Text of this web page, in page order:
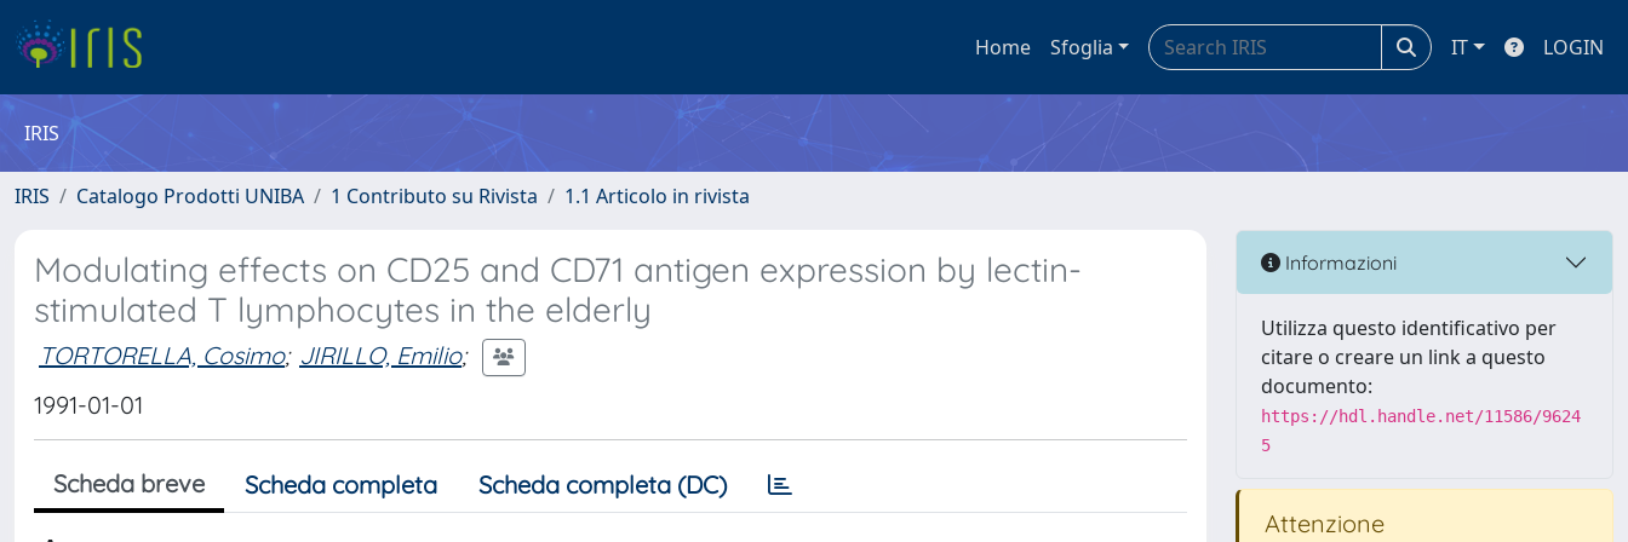
Home Sfoglia IT LOGIN
IRIS
IRIS Catalogo Prodotti UNIBA 1 Contributo su Rivista 1.1 Articolo in rivista
Modulating effects on CD25 and CD71 antigen expression by lectin-
stimulated T lymphocytes in the elderly
TORTORELLA, Cosimo; JIRILLO, Emilio;
1991-01-01
Scheda breve Scheda completa Scheda completa (DC)
Informazioni
Utilizza questo identificativo per
citare o creare un link a questo
documento:
https://hdl.handle.net/11586/9624
5
Attenzione